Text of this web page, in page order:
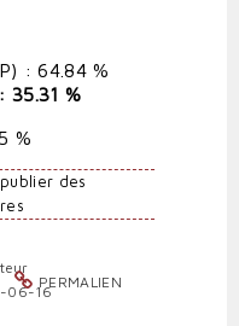
: 64.84 %
35.31 %
%
des
PERMALIEN
06-16